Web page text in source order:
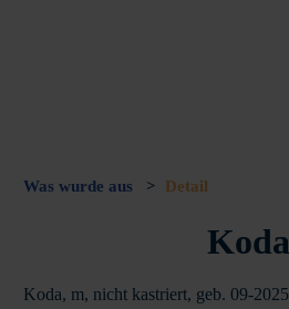
Was wurde aus > Detail
Koda
Koda, m, nicht kastriert, geb. 09-2025